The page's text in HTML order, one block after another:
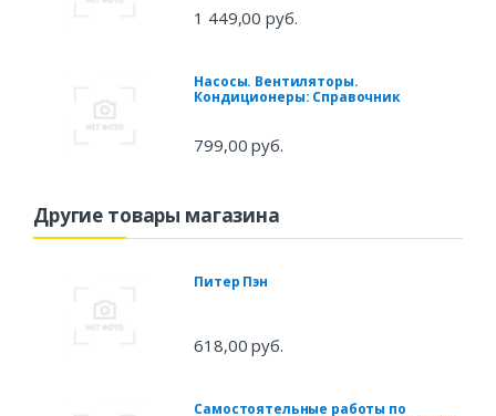
1 449,00 руб.
Насосы. Вентиляторы.
Кондиционеры: Справочник
799,00 руб.
Другие товары магазина
Питер Пэн
618,00 руб.
Самостоятельные работы по